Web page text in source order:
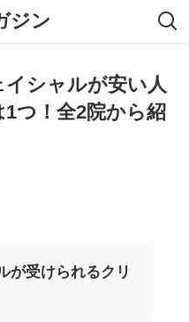
ジン
シャルが安い人
つ！全2院から紹
が受けられるクリ